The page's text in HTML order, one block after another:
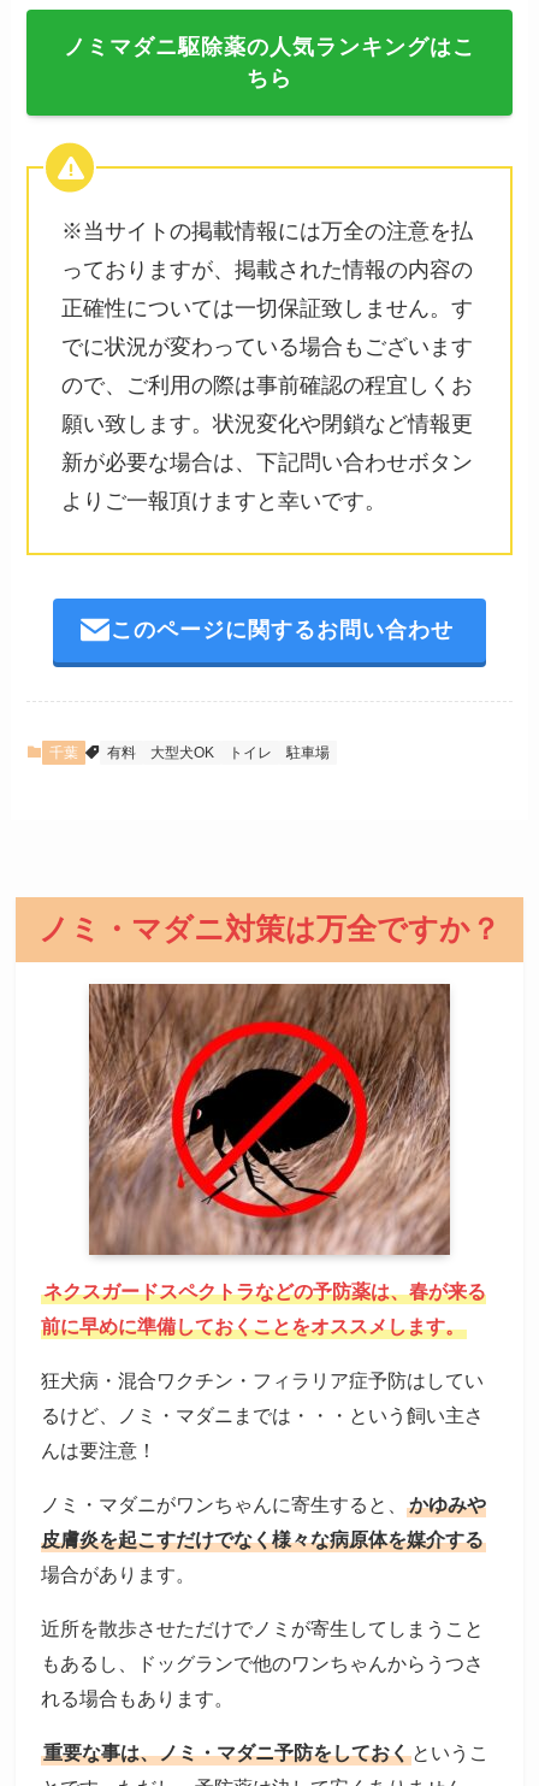
ノミマダニ駆除薬の人気ランキングはこ
ちら
※当サイトの掲載情報には万全の注意を払
っておりますが、掲載された情報の内容の
正確性については一切保証致しません。す
でに状況が変わっている場合もございます
ので、ご利用の際は事前確認の程宜しくお
願い致します。状況変化や閉鎖など情報更
新が必要な場合は、下記問い合わせボタン
よりご一報頂けますと幸いです。
このページに関するお問い合わせ
千葉 有料 大型犬OK トイレ 駐車場
ノミ・マダニ対策は万全ですか？
ネクスガードスペクトラなどの予防薬は、春が来る
前に早めに準備しておくことをオススメします。
狂犬病・混合ワクチン・フィラリア症予防はしてい
るけど、ノミ・マダニまでは・・・という飼い主さ
んは要注意！
ノミ・マダニがワンちゃんに寄生すると、
かゆみや
皮膚炎を起こすだけでなく様々な病原体を媒介する
場合があります。
近所を散歩させただけでノミが寄生してしまうこと
もあるし、ドッグランで他のワンちゃんからうつさ
れる場合もあります。
重要な事は、ノミ・マダニ予防をしておくというこ